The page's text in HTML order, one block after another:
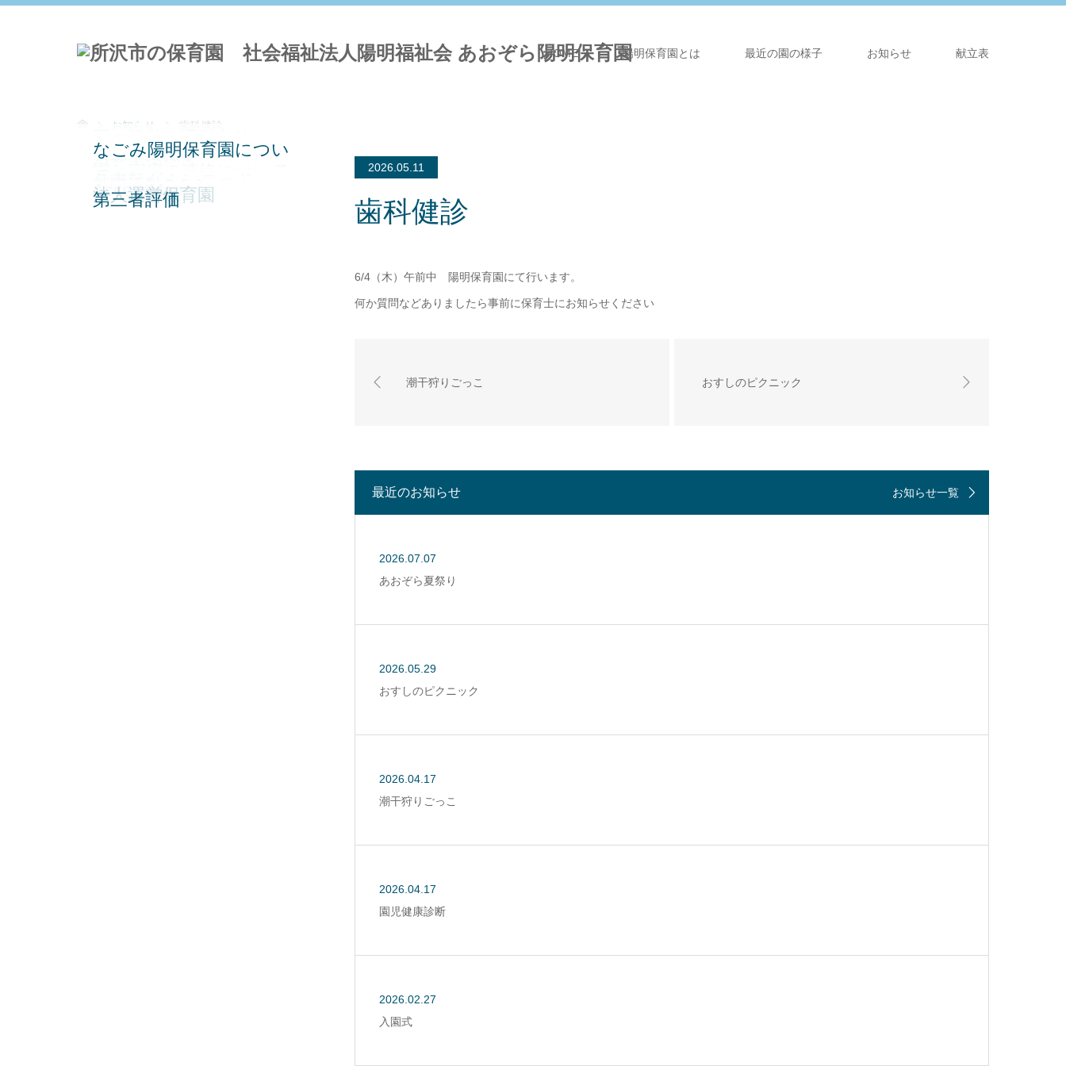
HOME 陽明保育園とは 最近の園の様子 お知らせ 献立表
お知らせ 歯科健診
2026.05.11
歯科健診
6/4（木）午前中 陽明保育園にて行います。
何か質問などありましたら事前に保育士にお知らせください
潮干狩りごっこ おすしのピクニック
最近のお知らせ お知らせ一覧
2026.07.07
あおぞら夏祭り
2026.05.29
おすしのピクニック
2026.04.17
潮干狩りごっこ
2026.04.17
園児健康診断
2026.02.27
入園式
園の沿革・運営方針
保育目標
恵まれた環境
保育園の一日
保育園行事
給食・食育について
なごみ陽明保育園につい
各書類ダウンロード
就職活動Q＆A
AccessMap
法人運営保育園
第三者評価